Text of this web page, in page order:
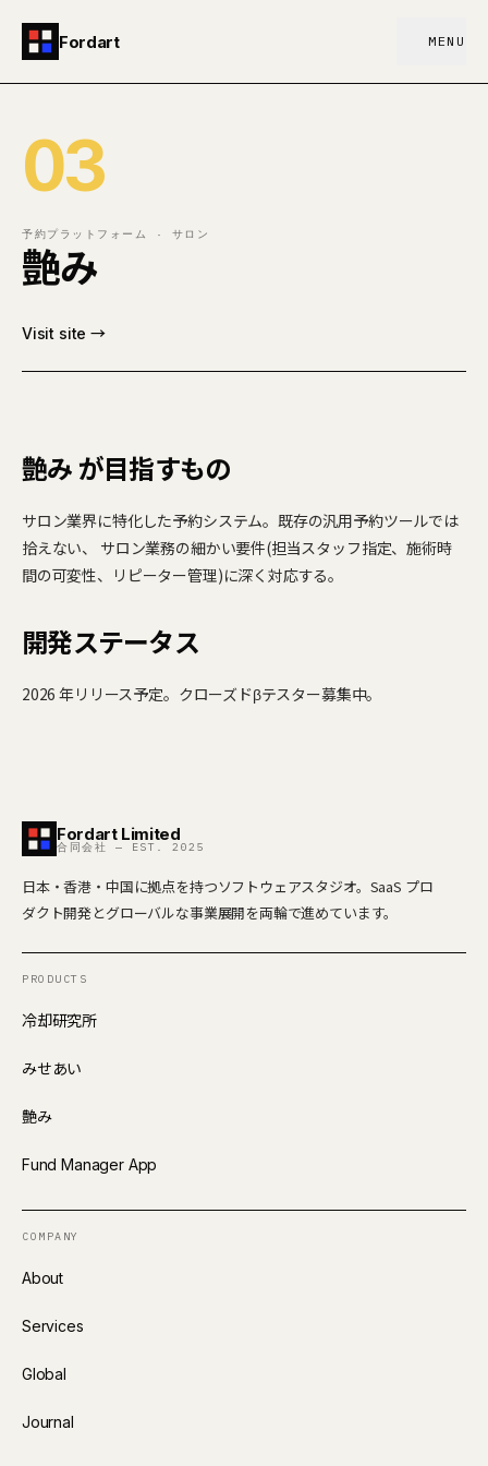
Fordart MENU
03
予約プラットフォーム · サロン
艶み
Visit site →
艶み が目指すもの
サロン業界に特化した予約システム。既存の汎用予約ツールでは
拾えない、 サロン業務の細かい要件(担当スタッフ指定、施術時
間の可変性、リピーター管理)に深く対応する。
開発ステータス
2026 年リリース予定。クローズドβテスター募集中。
Fordart Limited
合同会社 — EST. 2025
日本・香港・中国に拠点を持つソフトウェアスタジオ。SaaS プロ
ダクト開発とグローバルな事業展開を両輪で進めています。
PRODUCTS
冷却研究所
みせあい
艶み
Fund Manager App
COMPANY
About
Services
Global
Journal